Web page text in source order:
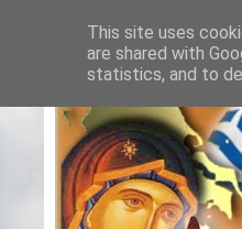
This site uses
are shared with
statistics, and to